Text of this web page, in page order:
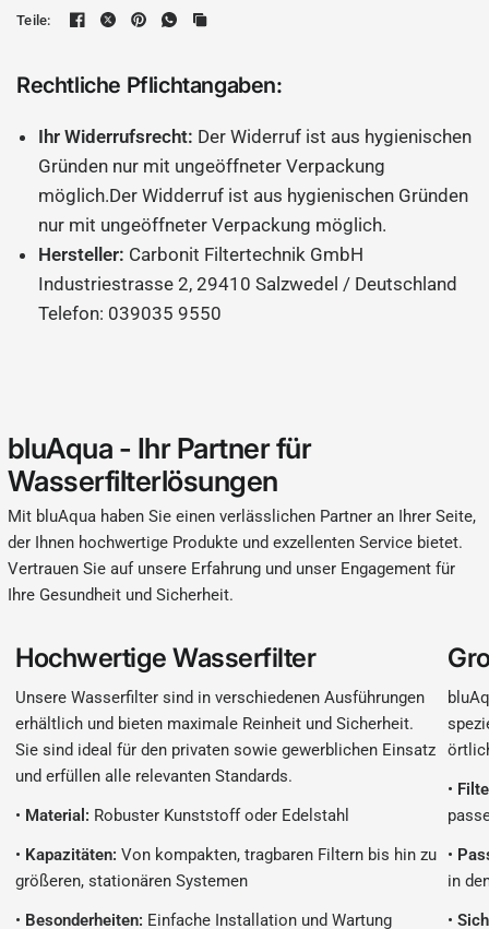
Teile:
Rechtliche Pflichtangaben:
Ihr Widerrufsrecht: Der Widerruf ist aus hygienischen
Gründen nur mit ungeöffneter Verpackung
möglich.Der Widderruf ist aus hygienischen Gründen
nur mit ungeöffneter Verpackung möglich.
Hersteller: Carbonit Filtertechnik GmbH
Industriestrasse 2, 29410 Salzwedel / Deutschland
Telefon: 039035 9550
bluAqua - Ihr Partner für
Wasserfilterlösungen
Mit bluAqua haben Sie einen verlässlichen Partner an Ihrer Seite,
der Ihnen hochwertige Produkte und exzellenten Service bietet.
Vertrauen Sie auf unsere Erfahrung und unser Engagement für
Ihre Gesundheit und Sicherheit.
Hochwertige Wasserfilter
Unsere Wasserfilter sind in verschiedenen Ausführungen
erhältlich und bieten maximale Reinheit und Sicherheit.
Sie sind ideal für den privaten sowie gewerblichen Einsatz
und erfüllen alle relevanten Standards.
• Material: Robuster Kunststoff oder Edelstahl
• Kapazitäten: Von kompakten, tragbaren Filtern bis hin zu
größeren, stationären Systemen
• Besonderheiten: Einfache Installation und Wartung
•
•
in
•